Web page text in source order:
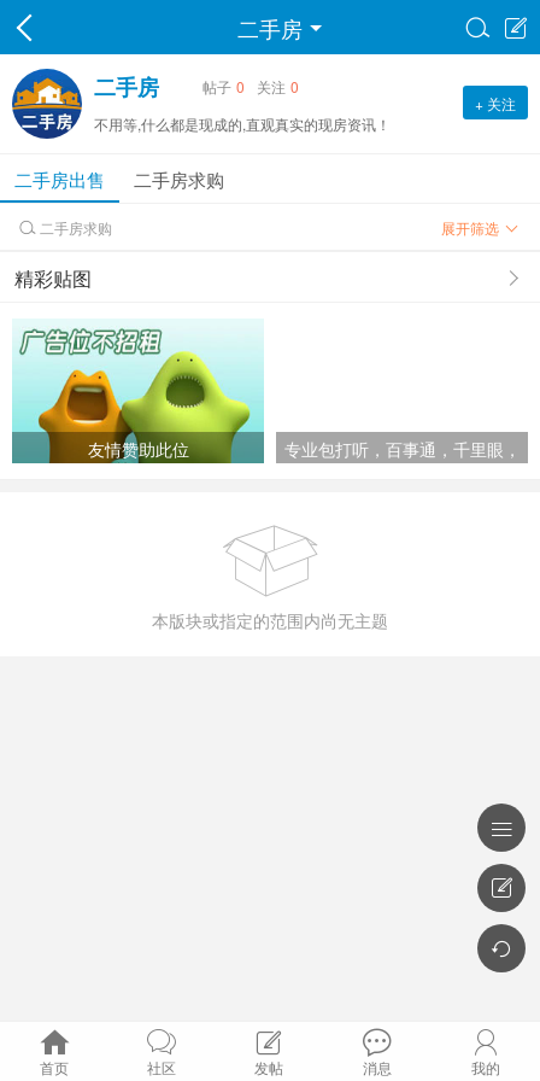
二手房 

二手房 帖子 0 关注 0
不用等,什么都是现成的,直观真实的现房资讯！
+ 关注
二手房出售 二手房求购
 二手房求购 展开筛选
精彩贴图
友情赞助此位
专业包打听，百事通，千里眼，

本版块或指定的范围内尚无主题

首页

社区

发帖

消息

我的


